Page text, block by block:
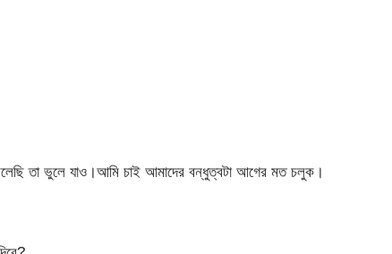
তা ভুলে যাও।আমি চাই আমাদের বন্ধুত্বটা আগের মত চলুক।